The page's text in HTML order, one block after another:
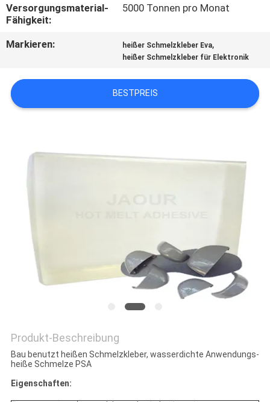
ANGEBOT
ANFORDERN
SITEMAP
Versorgungsmaterial-
Fähigkeit:
5000 Tonnen pro Monat
Markieren: heißer Schmelzkleber Eva,
heißer Schmelzkleber für Elektronik
BESTPREIS
Produkt-Beschreibung
Bau benutzt heißen Schmelzkleber, wasserdichte Anwendungs-
heiße Schmelze PSA
Eigenschaften: